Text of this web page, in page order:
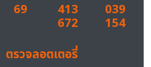
69 413
672
039
154
ตรวจลอตเตอรี่